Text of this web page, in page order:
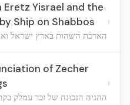
Yisrael and the
Ship on Shabbos
הארכת השהות בארץ ישראל
›
of Zecher
ההגיה הנכונה של זכר עמלק
›